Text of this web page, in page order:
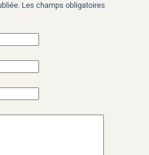
Les champs obligatoires